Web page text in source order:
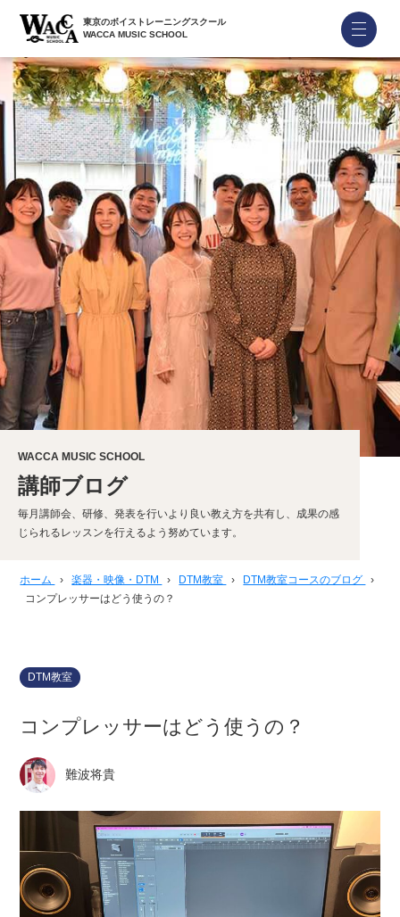
東京のボイストレーニングスクール
WACCA MUSIC SCHOOL
WACCA MUSIC SCHOOL
講師ブログ
毎月講師会、研修、発表を行いより良い教え方を共有し、成果の感
じられるレッスンを行えるよう努めています。
ホーム › 楽器・映像・DTM › DTM教室 › DTM教室コースのブログ
›
コンプレッサーはどう使うの？
DTM教室
コンプレッサーはどう使うの？
難波将貴